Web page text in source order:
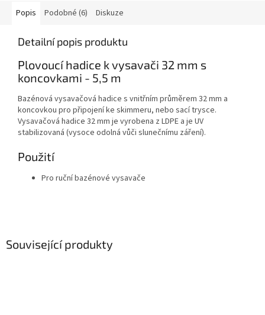
Popis Podobné (6) Diskuze
Detailní popis produktu
Plovoucí hadice k vysavači 32 mm s
koncovkami - 5,5 m
Bazénová vysavačová hadice s vnitřním průměrem 32 mm a
koncovkou pro připojení ke skimmeru, nebo sací trysce.
Vysavačová hadice 32 mm je vyrobena z LDPE a je UV
stabilizovaná (vysoce odolná vůči slunečnímu záření).
Použití
Pro ruční bazénové vysavače
Související produkty